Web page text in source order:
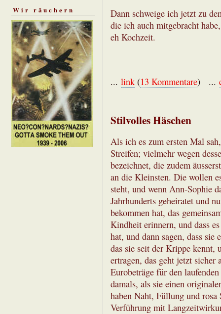
Wir räuchern
Dann schweige ich jetzt zu
die ich auch mitgebracht
eh Kochzeit.
... link (13 Kommentare) ...
Stilvolles Häschen
Als ich es zum ersten Mal
Streifen; vielmehr wegen
bezeichnet, die zudem
an die Kleinsten. Die wollen
steht, und wenn Ann-Sophie
Jahrhunderts geheiratet und
bekommen hat, das
Kindheit erinnern, und dass
hat, und dann sagen, dass
das sie seit der Krippe kennt,
ertragen, das geht jetzt
Eurobeträge für den
damals, als sie einen
haben Naht, Füllung und
Verführung mit